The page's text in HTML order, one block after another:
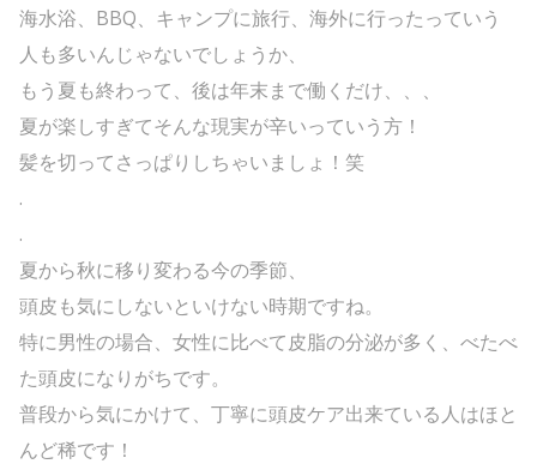
海水浴、BBQ、キャンプに旅行、海外に行ったっていう
人も多いんじゃないでしょうか、
もう夏も終わって、後は年末まで働くだけ、、、
夏が楽しすぎてそんな現実が辛いっていう方！
髪を切ってさっぱりしちゃいましょ！笑
.
.
夏から秋に移り変わる今の季節、
頭皮も気にしないといけない時期ですね。
特に男性の場合、女性に比べて皮脂の分泌が多く、べたべ
た頭皮になりがちです。
普段から気にかけて、丁寧に頭皮ケア出来ている人はほと
んど稀です！